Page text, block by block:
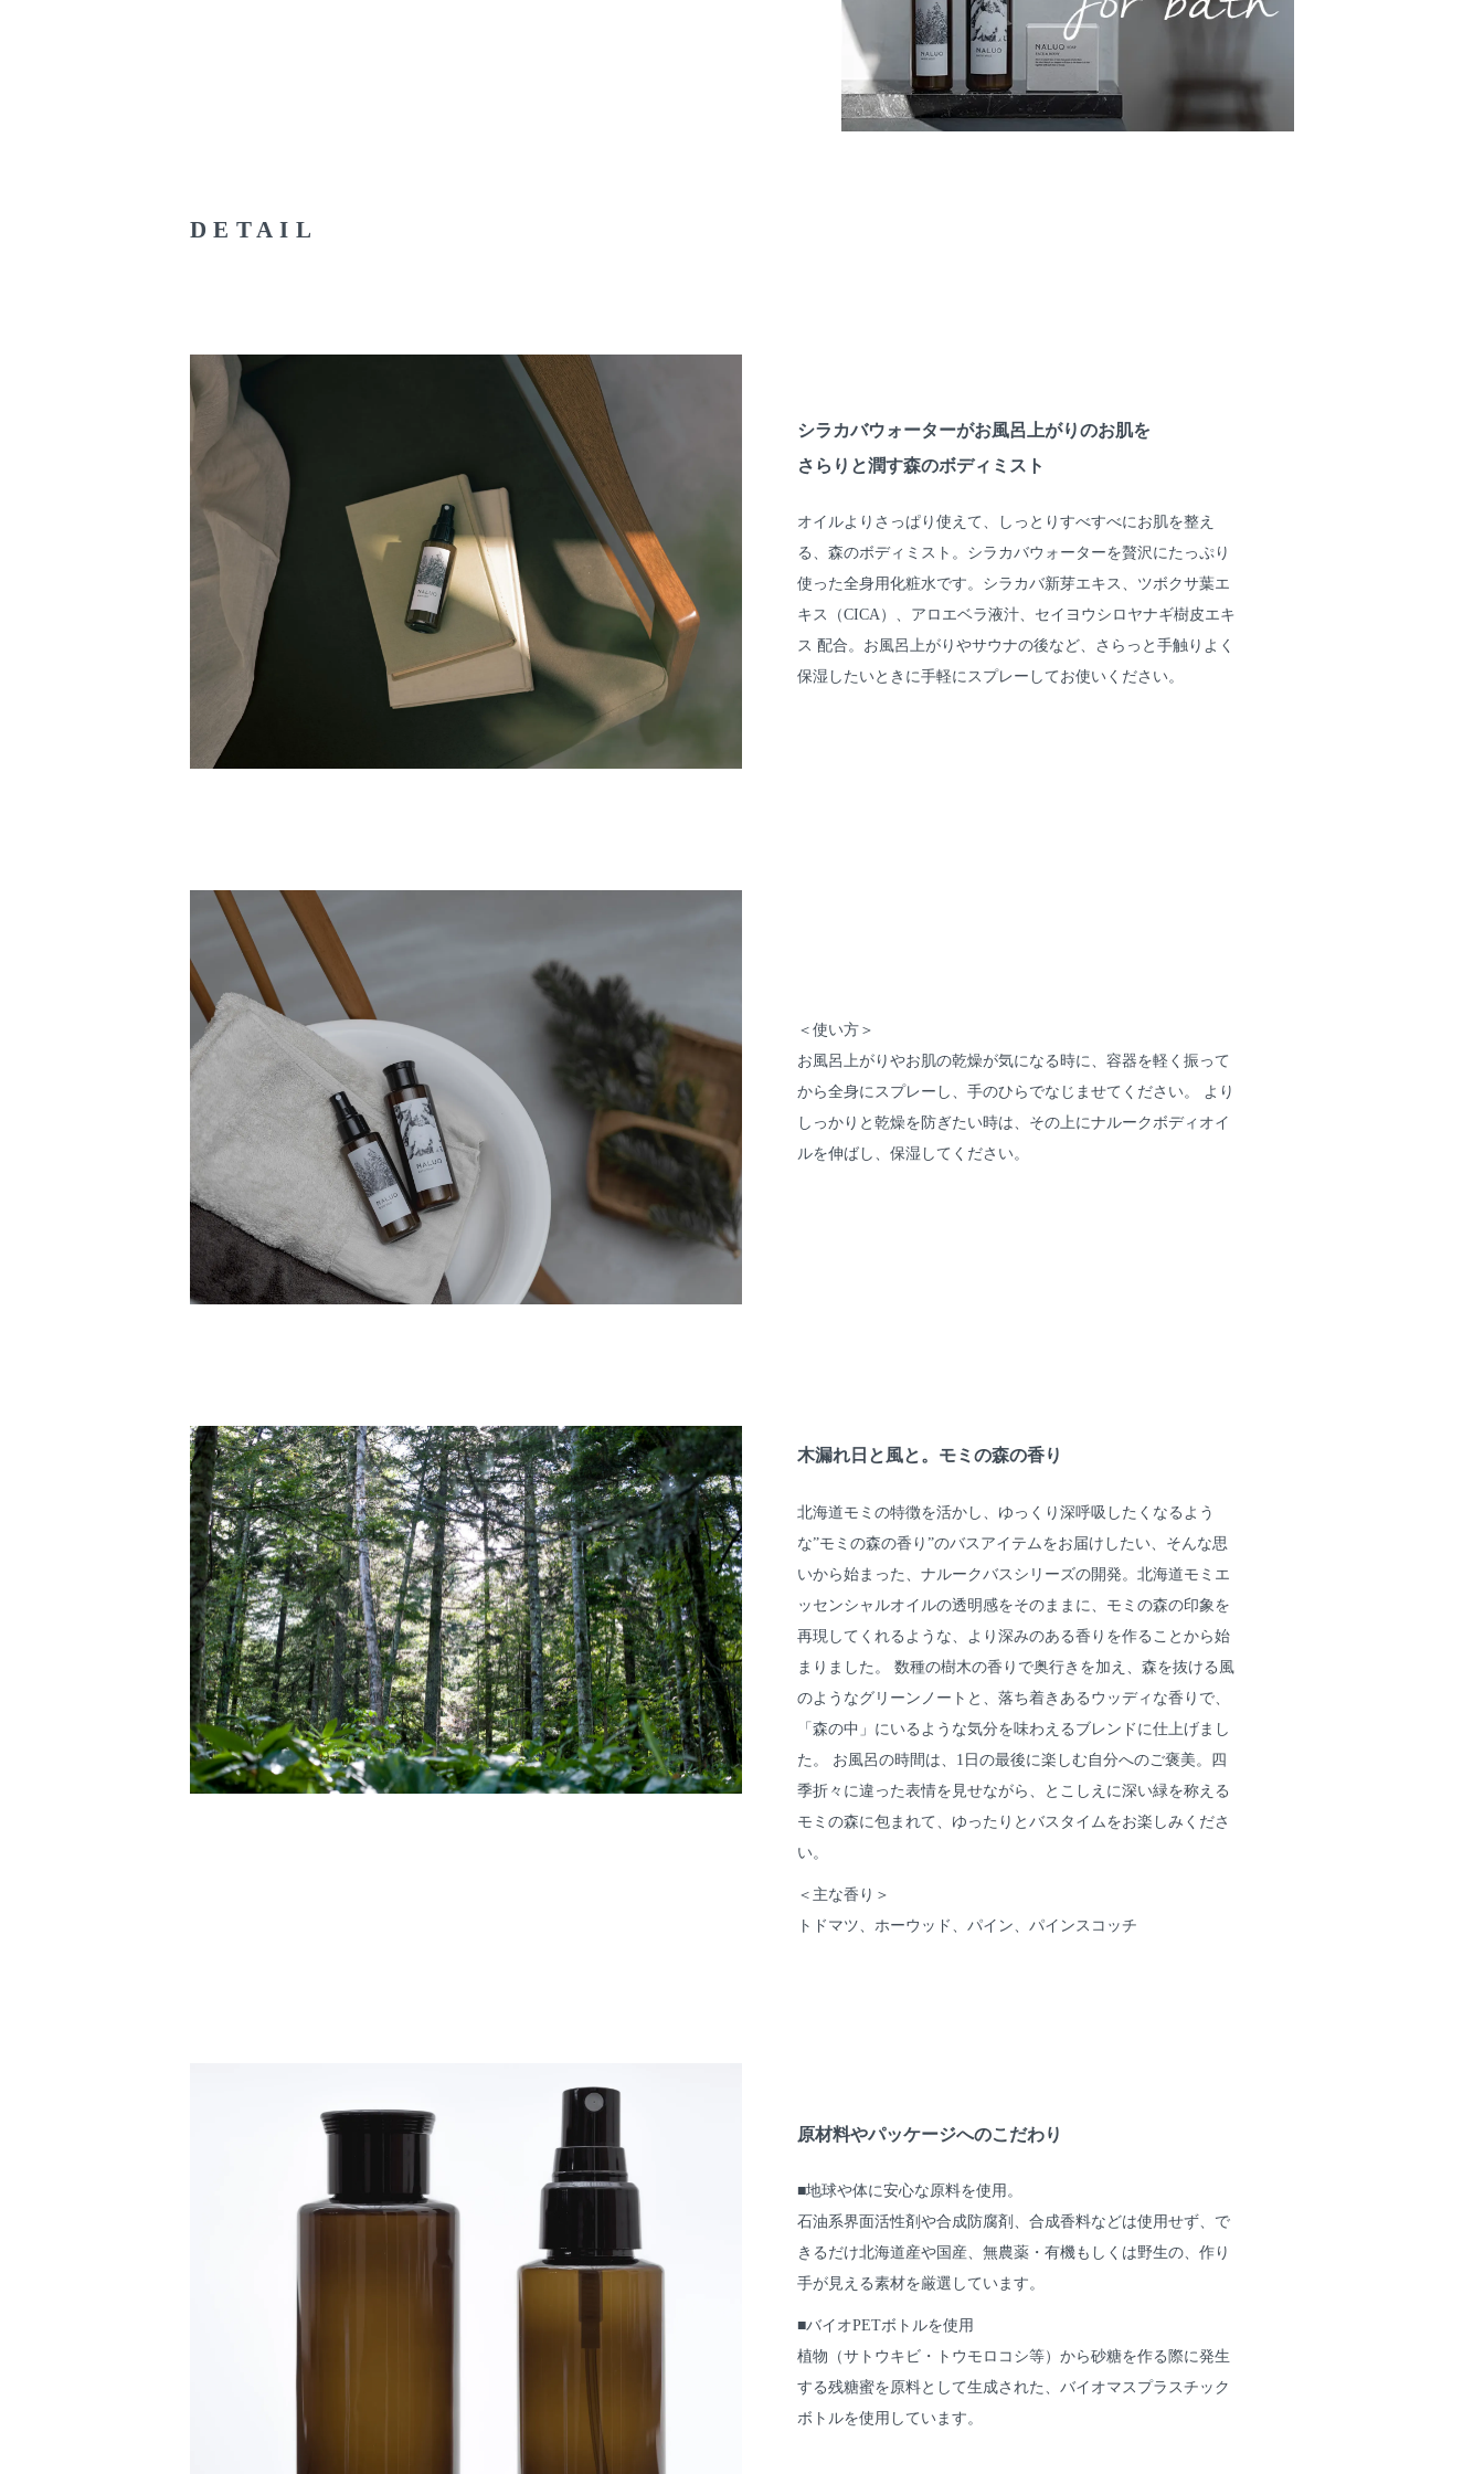
DETAIL
シラカバウォーターがお風呂上がりのお肌を
さらりと潤す森のボディミスト
オイルよりさっぱり使えて、しっとりすべすべにお肌を整え
る、森のボディミスト。シラカバウォーターを贅沢にたっぷり
使った全身用化粧水です。シラカバ新芽エキス、ツボクサ葉エ
キス（CICA）、アロエベラ液汁、セイヨウシロヤナギ樹皮エキ
ス 配合。お風呂上がりやサウナの後など、さらっと手触りよく
保湿したいときに手軽にスプレーしてお使いください。
＜使い方＞
お風呂上がりやお肌の乾燥が気になる時に、容器を軽く振って
から全身にスプレーし、手のひらでなじませてください。 より
しっかりと乾燥を防ぎたい時は、その上にナルークボディオイ
ルを伸ばし、保湿してください。
木漏れ日と風と。モミの森の香り
北海道モミの特徴を活かし、ゆっくり深呼吸したくなるよう
な”モミの森の香り”のバスアイテムをお届けしたい、そんな思
いから始まった、ナルークバスシリーズの開発。北海道モミエ
ッセンシャルオイルの透明感をそのままに、モミの森の印象を
再現してくれるような、より深みのある香りを作ることから始
まりました。 数種の樹木の香りで奥行きを加え、森を抜ける風
のようなグリーンノートと、落ち着きあるウッディな香りで、
「森の中」にいるような気分を味わえるブレンドに仕上げまし
た。 お風呂の時間は、1日の最後に楽しむ自分へのご褒美。四
季折々に違った表情を見せながら、とこしえに深い緑を称える
モミの森に包まれて、ゆったりとバスタイムをお楽しみくださ
い。
＜主な香り＞
トドマツ、ホーウッド、パイン、パインスコッチ
原材料やパッケージへのこだわり
■地球や体に安心な原料を使用。
石油系界面活性剤や合成防腐剤、合成香料などは使用せず、で
きるだけ北海道産や国産、無農薬・有機もしくは野生の、作り
手が見える素材を厳選しています。
■バイオPETボトルを使用
植物（サトウキビ・トウモロコシ等）から砂糖を作る際に発生
する残糖蜜を原料として生成された、バイオマスプラスチック
ボトルを使用しています。